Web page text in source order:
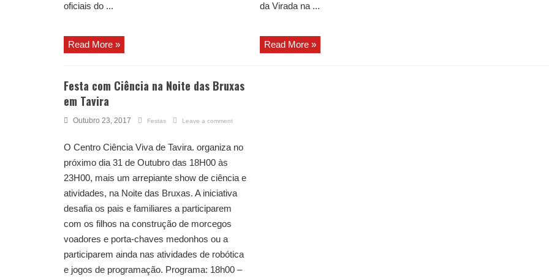
oficiais do ...
Read More »
da Virada na ...
Read More »
Festa com Ciência na Noite das Bruxas
em Tavira
Outubro 23, 2017 Festas Leave a comment
O Centro Ciência Viva de Tavira. organiza no
próximo dia 31 de Outubro das 18H00 às
23H00, mais um arrepiante show de ciência e
atividades, na Noite das Bruxas. A iniciativa
desafia os pais e familiares a participarem
com os filhos na construção de morcegos
voadores e porta-chaves medonhos ou a
participarem ainda nas atividades de robótica
e jogos de programação. Programa: 18h00 –